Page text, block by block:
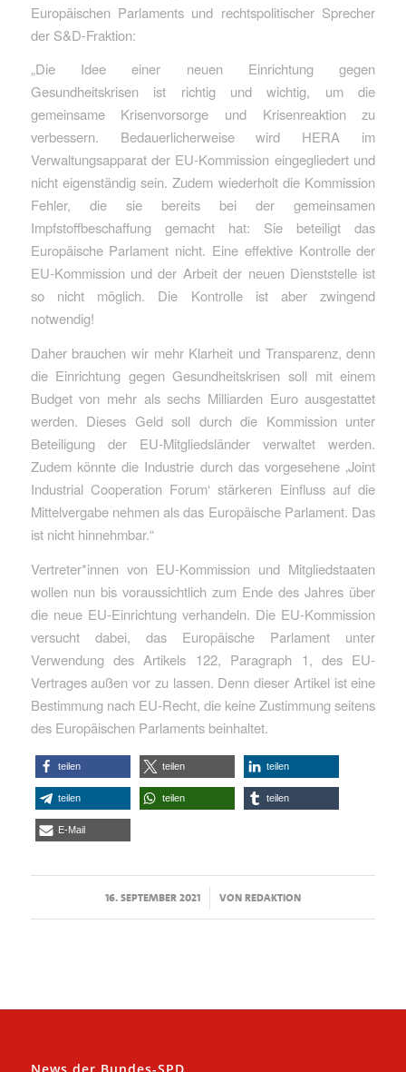
Europäischen Parlaments und rechtspolitischer Sprecher
der S&D-Fraktion:
„Die Idee einer neuen Einrichtung gegen
Gesundheitskrisen ist richtig und wichtig, um die
gemeinsame Krisenvorsorge und Krisenreaktion zu
verbessern. Bedauerlicherweise wird HERA im
Verwaltungsapparat der EU-Kommission eingegliedert und
nicht eigenständig sein. Zudem wiederholt die Kommission
Fehler, die sie bereits bei der gemeinsamen
Impfstoffbeschaffung gemacht hat: Sie beteiligt das
Europäische Parlament nicht. Eine effektive Kontrolle der
EU-Kommission und der Arbeit der neuen Dienststelle ist
so nicht möglich. Die Kontrolle ist aber zwingend
notwendig!
Daher brauchen wir mehr Klarheit und Transparenz, denn
die Einrichtung gegen Gesundheitskrisen soll mit einem
Budget von mehr als sechs Milliarden Euro ausgestattet
werden. Dieses Geld soll durch die Kommission unter
Beteiligung der EU-Mitgliedsländer verwaltet werden.
Zudem könnte die Industrie durch das vorgesehene ‚Joint
Industrial Cooperation Forum‘ stärkeren Einfluss auf die
Mittelvergabe nehmen als das Europäische Parlament. Das
ist nicht hinnehmbar.“
Vertreter*innen von EU-Kommission und Mitgliedstaaten
wollen nun bis voraussichtlich zum Ende des Jahres über
die neue EU-Einrichtung verhandeln. Die EU-Kommission
versucht dabei, das Europäische Parlament unter
Verwendung des Artikels 122, Paragraph 1, des EU-
Vertrages außen vor zu lassen. Denn dieser Artikel ist eine
Bestimmung nach EU-Recht, die keine Zustimmung seitens
des Europäischen Parlaments beinhaltet.
teilen teilen teilen
teilen teilen teilen
E-Mail
16. SEPTEMBER 2021
/ VONREDAKTION
News der Bundes-SPD